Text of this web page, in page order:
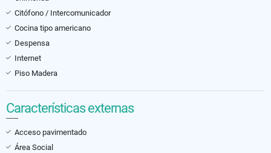
Citófono / Intercomunicador
Cocina tipo americano
Despensa
Internet
Piso Madera
Características externas
Acceso pavimentado
Área Social